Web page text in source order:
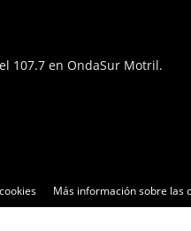
107.7 en OndaSur Motril.
Más información sobre las